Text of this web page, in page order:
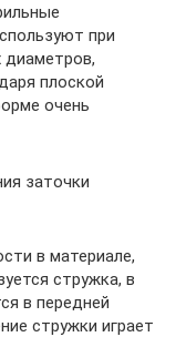
при
диаметров,
плоской
очень
заточки
в материале,
стружка, в
в передней
стружки играет